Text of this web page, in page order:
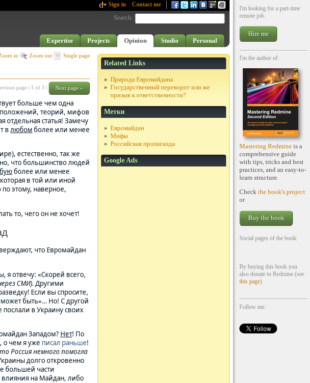
I'm looking for a part-time
remote job.
Hire me
I'm the author of:
Mastering Redmine is a
comprehensive guide
with tips, tricks and best
practices, and an easy-to-
learn structure.
Check the book's project
or
Buy the book
Social pages of the book:
By buying this book you
also donate to Redmine (see
this page).
Follow me:
Sign in Contact me
Search:
Expertise Projects Opinion Studio Personal
Related Links
Природа Евромайдана
Государственный переворот или же
призыв к ответственности?
Метки
Евромайдан
Мифы
Российская пропаганда
Google Ads
in Zoom out Single page
page | 1 of 3 Next page »
больше чем одна
теорий, мифов
отдельная статья! Замечу
влюбом более или менее
естественно, так же
что большинство людей
более или менее
в той или иной
этому, наверное,
то, чего он не хочет!
что Евромайдан
я отвечу: «Скорей всего,
СМИ). Другими
Если вы спросите,
быть»… Но! С другой
в Украину своих
Западом? Нет! По
о чем я уже писал раньше!
Россия немного помогла
долго откровенно
большей части
влияния на Майдан, либо